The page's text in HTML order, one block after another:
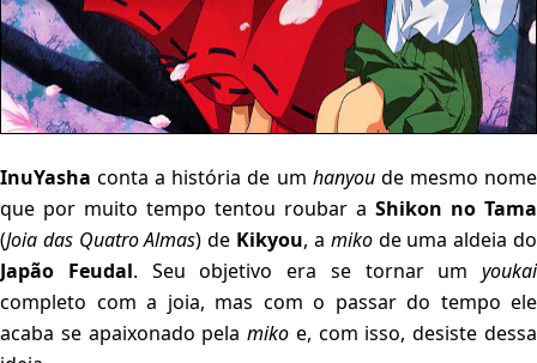
InuYasha conta a história de um hanyoude mesmo nome
que por muito tempo tentou roubar a Shikon no Tama
(Joia das Quatro Almas) de Kikyou, a mikode uma aldeia do
Japão Feudal. Seu objetivo era se tornar um youkai
completo com a joia, mas com o passar do tempo ele
acaba se apaixonado pelamiko e, com isso, desiste dessa